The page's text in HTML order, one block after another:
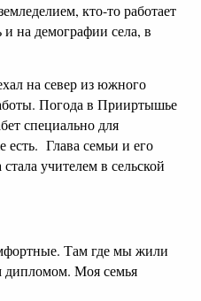
кто-то работает
и на демографии села, в
на север из южного
Погода в Прииртышье
специально для
есть. Глава семьи и его
учителем в сельской
Там где мы жили
дипломом. Моя семья